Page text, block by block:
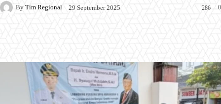
By Tim Regional 29 September 2025 0
286